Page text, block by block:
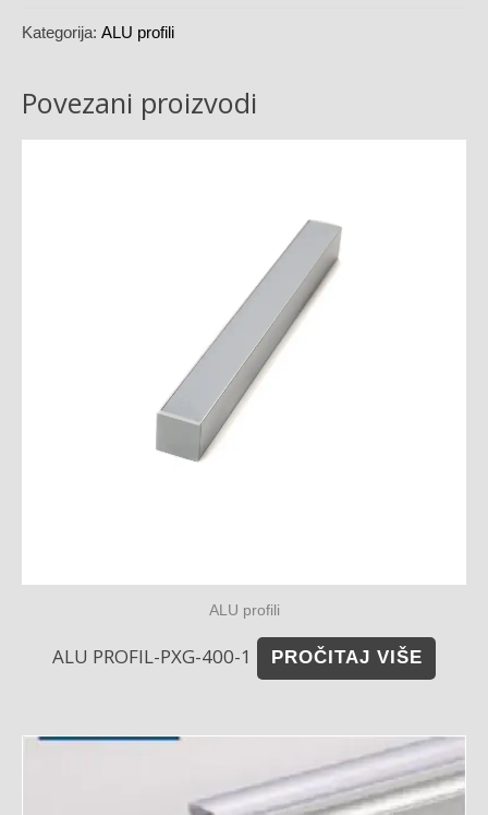
Kategorija: ALU profili
Povezani proizvodi
ALU profili
ALU PROFIL-PXG-400-1 PROČITAJ VIŠE